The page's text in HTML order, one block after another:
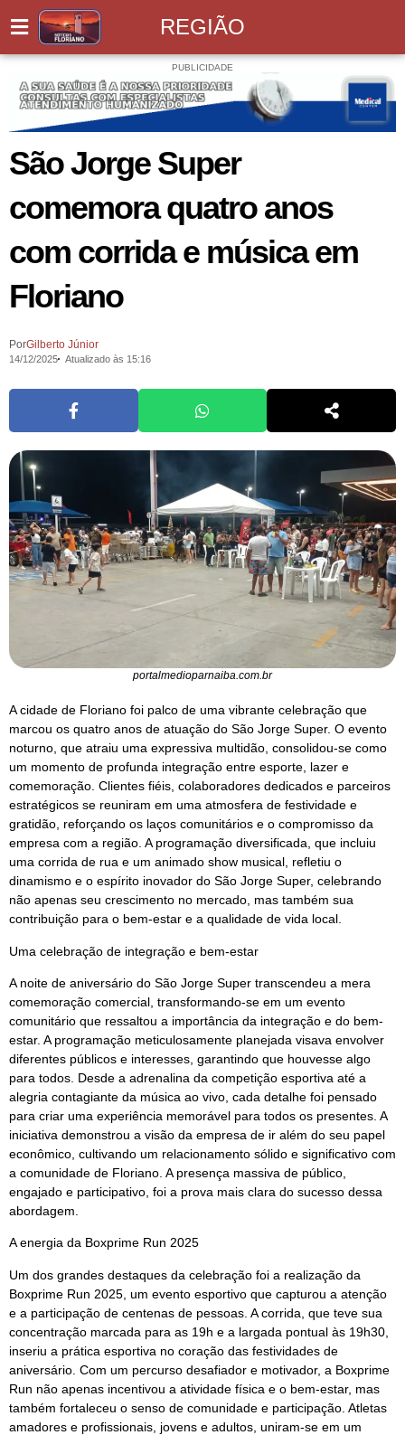
REGIÃO
PUBLICIDADE
São Jorge Super
comemora quatro anos
com corrida e música em
Floriano
PorGilberto Júnior
14/12/2025 Atualizado às 15:16
portalmedioparnaiba.com.br
A cidade de Floriano foi palco de uma vibrante celebração que
marcou os quatro anos de atuação do São Jorge Super. O evento
noturno, que atraiu uma expressiva multidão, consolidou-se como
um momento de profunda integração entre esporte, lazer e
comemoração. Clientes fiéis, colaboradores dedicados e parceiros
estratégicos se reuniram em uma atmosfera de festividade e
gratidão, reforçando os laços comunitários e o compromisso da
empresa com a região. A programação diversificada, que incluiu
uma corrida de rua e um animado show musical, refletiu o
dinamismo e o espírito inovador do São Jorge Super, celebrando
não apenas seu crescimento no mercado, mas também sua
contribuição para o bem-estar e a qualidade de vida local.
Uma celebração de integração e bem-estar
A noite de aniversário do São Jorge Super transcendeu a mera
comemoração comercial, transformando-se em um evento
comunitário que ressaltou a importância da integração e do bem-
estar. A programação meticulosamente planejada visava envolver
diferentes públicos e interesses, garantindo que houvesse algo
para todos. Desde a adrenalina da competição esportiva até a
alegria contagiante da música ao vivo, cada detalhe foi pensado
para criar uma experiência memorável para todos os presentes. A
iniciativa demonstrou a visão da empresa de ir além do seu papel
econômico, cultivando um relacionamento sólido e significativo com
a comunidade de Floriano. A presença massiva de público,
engajado e participativo, foi a prova mais clara do sucesso dessa
abordagem.
A energia da Boxprime Run 2025
Um dos grandes destaques da celebração foi a realização da
Boxprime Run 2025, um evento esportivo que capturou a atenção
e a participação de centenas de pessoas. A corrida, que teve sua
concentração marcada para as 19h e a largada pontual às 19h30,
inseriu a prática esportiva no coração das festividades de
aniversário. Com um percurso desafiador e motivador, a Boxprime
Run não apenas incentivou a atividade física e o bem-estar, mas
também fortaleceu o senso de comunidade e participação. Atletas
amadores e profissionais, jovens e adultos, uniram-se em um